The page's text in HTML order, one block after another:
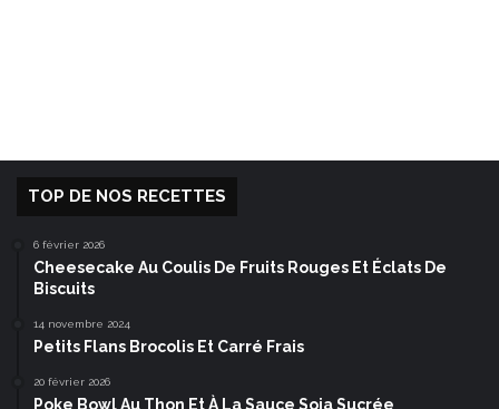
TOP DE NOS RECETTES
6 février 2026
Cheesecake Au Coulis De Fruits Rouges Et Éclats De
Biscuits
14 novembre 2024
Petits Flans Brocolis Et Carré Frais
20 février 2026
Poke Bowl Au Thon Et À La Sauce Soja Sucrée